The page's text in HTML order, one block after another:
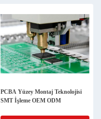
PCBA Yüzey Montaj Teknolojisi
SMT İşleme OEM ODM